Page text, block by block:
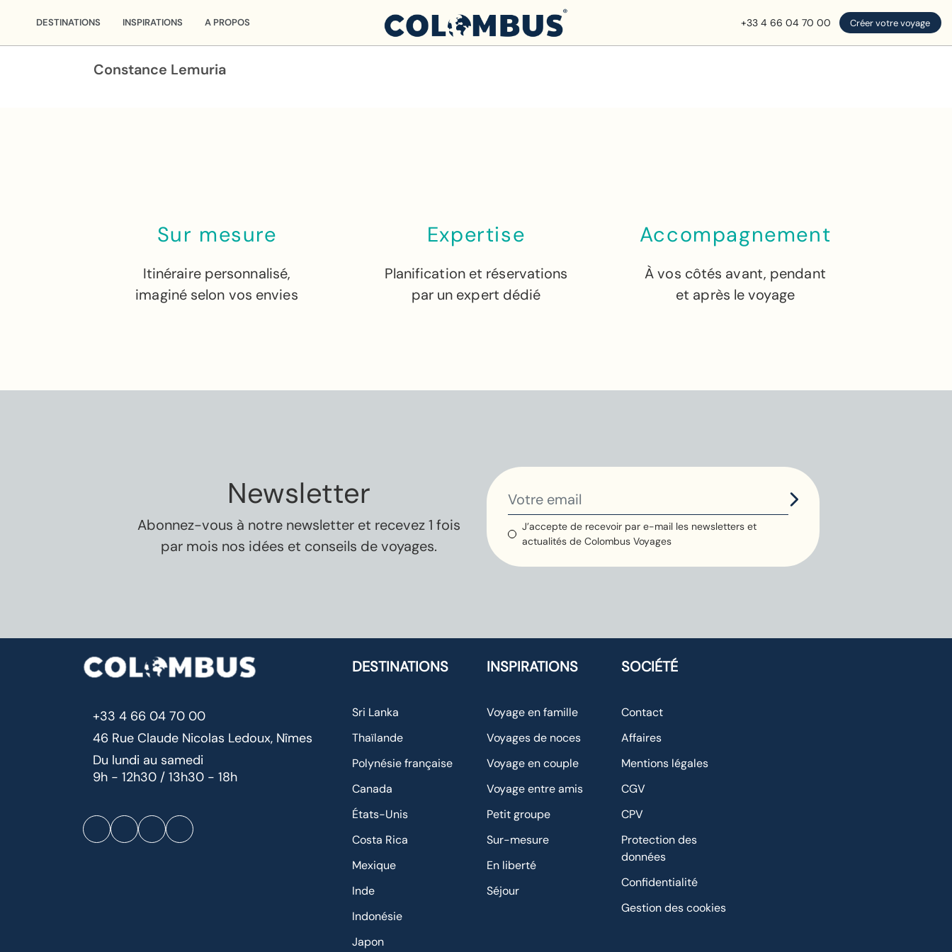
DESTINATIONS INSPIRATIONS A PROPOS +33 4 66 04 70 00 Créer votre voyage
Constance Lemuria
Sur mesure
Itinéraire personnalisé,
imaginé selon vos envies
Expertise
Planification et réservations
par un expert dédié
Accompagnement
À vos côtés avant, pendant
et après le voyage
Newsletter
Abonnez-vous à notre newsletter et recevez 1 fois
par mois nos idées et conseils de voyages.
J’accepte de recevoir par e-mail les newsletters et
actualités de Colombus Voyages
+33 4 66 04 70 00
46 Rue Claude Nicolas Ledoux, Nîmes
Du lundi au samedi
9h - 12h30 / 13h30 - 18h
DESTINATIONS
Sri Lanka
Thaïlande
Polynésie française
Canada
États-Unis
Costa Rica
Mexique
Inde
Indonésie
Japon
INSPIRATIONS
Voyage en famille
Voyages de noces
Voyage en couple
Voyage entre amis
Petit groupe
Sur-mesure
En liberté
Séjour
SOCIÉTÉ
Contact
Affaires
Mentions légales
CGV
CPV
Protection des
données
Confidentialité
Gestion des cookies